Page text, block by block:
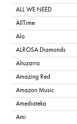
ALL WE NEED
AllTime
Alo
ALROSA Diamonds
Altuzarra
Amazing Red
Amazon Music
Amediateka
Ami